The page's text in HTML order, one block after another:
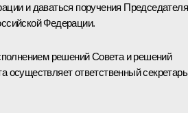
и даваться поручения Председателя
Федерации.
решений Совета и решений
осуществляет ответственный секретарь